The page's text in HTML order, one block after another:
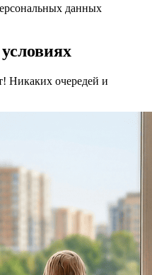
данных
Никаких очередей и